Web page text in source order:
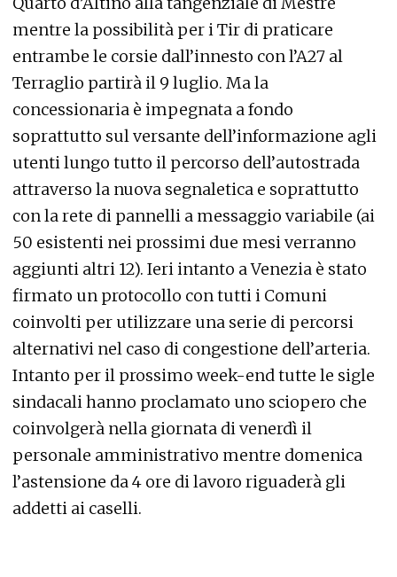
mentre la possibilità per i Tir di praticare
entrambe le corsie dall’innesto con l’A27 al
Terraglio partirà il 9 luglio. Ma la
concessionaria è impegnata a fondo
soprattutto sul versante dell’informazione agli
utenti lungo tutto il percorso dell’autostrada
attraverso la nuova segnaletica e soprattutto
con la rete di pannelli a messaggio variabile (ai
50 esistenti nei prossimi due mesi verranno
aggiunti altri 12). Ieri intanto a Venezia è stato
firmato un protocollo con tutti i Comuni
coinvolti per utilizzare una serie di percorsi
alternativi nel caso di congestione dell’arteria.
Intanto per il prossimo week-end tutte le sigle
sindacali hanno proclamato uno sciopero che
coinvolgerà nella giornata di venerdì il
personale amministrativo mentre domenica
l’astensione da 4 ore di lavoro riguaderà gli
addetti ai caselli.